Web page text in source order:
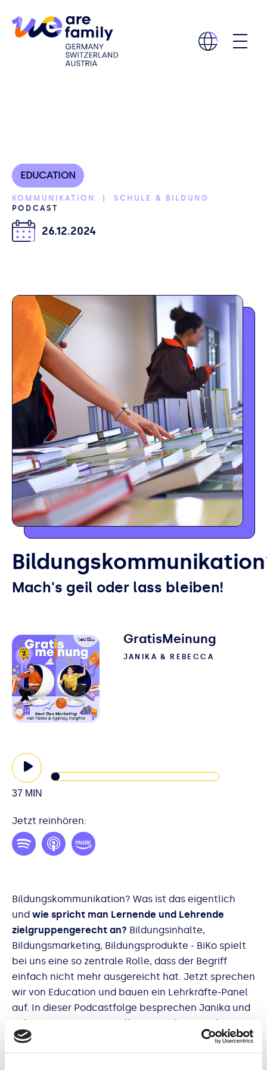
EDUCATION
KOMMUNIKATION | SCHULE & BILDUNG
PODCAST
26.12.2024
Mach's geil oder lass bleiben!
GratisMeinung
JANIKA & REBECCA
37 MIN
Jetzt reinhören:
Bildungskommunikation? Was ist das eigentlich
und wie spricht man Lernende und Lehrende
zielgruppengerecht an? Bildungsinhalte,
Bildungsmarketing, Bildungsprodukte - BiKo spielt
bei uns eine so zentrale Rolle, dass der Begriff
einfach nicht mehr ausgereicht hat. Jetzt sprechen
wir von Education und bauen ein Lehrkräfte-Panel
auf. In dieser Podcastfolge besprechen Janika und
Rebecca mit unserer Kollegin Amelie, was das
eigentlich bedeutet, welche Kund:innen wir im
Bereich Education betreuen und welche Projekte